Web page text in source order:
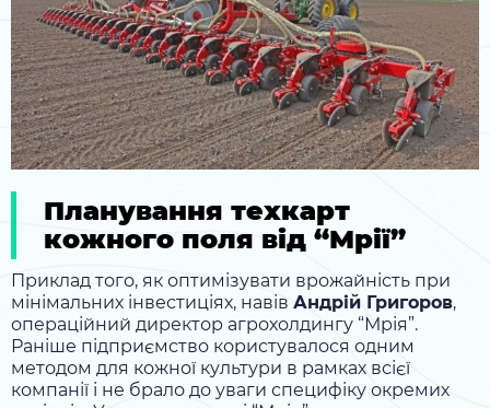
Планування техкарт
кожного поля від “Мрії”
Приклад того, як оптимізувати врожайність при
мінімальних інвестиціях, навів Андрій Григоров,
операційний директор агрохолдингу “Мрія”.
Раніше підприємство користувалося одним
методом для кожної культури в рамках всієї
компанії і не брало до уваги специфіку окремих